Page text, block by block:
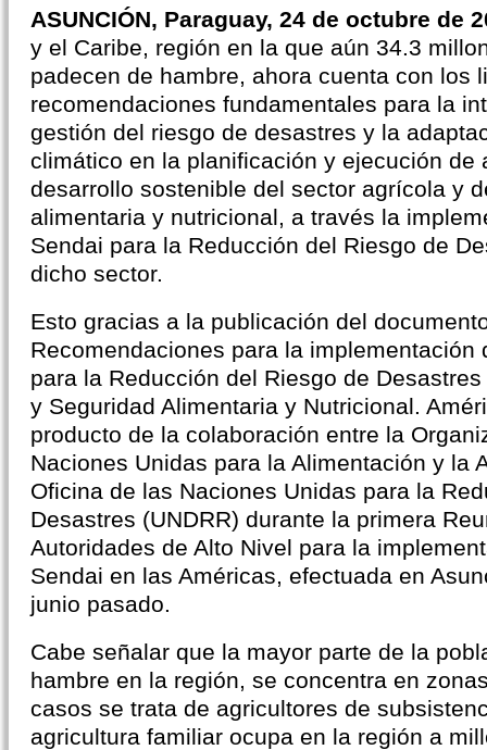
ASUNCIÓN, Paraguay, 24 de octubre de
y el Caribe, región en la que aún 34.3
padecen de hambre, ahora cuenta con los
recomendaciones fundamentales para la
gestión del riesgo de desastres y la
climático en la planificación y ejecución de
desarrollo sostenible del sector agrícola y
alimentaria y nutricional, a través la
Sendai para la Reducción del Riesgo de
dicho sector.
Esto gracias a la publicación del
Recomendaciones para la implementación
para la Reducción del Riesgo de
y Seguridad Alimentaria y Nutricional.
producto de la colaboración entre la
Naciones Unidas para la Alimentación y la
Oficina de las Naciones Unidas para la
Desastres (UNDRR) durante la primera
Autoridades de Alto Nivel para la
Sendai en las Américas, efectuada en
junio pasado.
Cabe señalar que la mayor parte de la
hambre en la región, se concentra en
casos se trata de agricultores de
agricultura familiar ocupa en la región a